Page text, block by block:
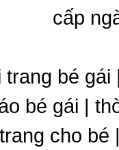
cấp
trang bé gái
bé gái |
cho